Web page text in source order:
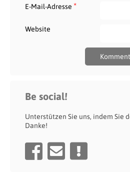
E-Mail-Adresse *
Website
Be social!
Unterstützen Sie uns, indem Sie
Danke!